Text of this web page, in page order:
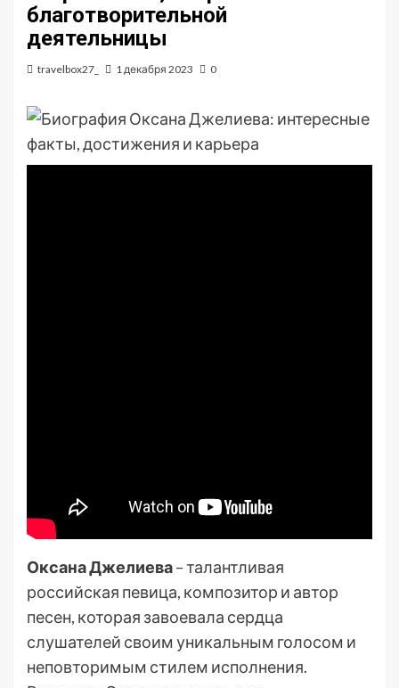
благотворительной
деятельницы
travelbox27_ 1 декабря 2023 0
Оксана Джелиева– талантливая
российская певица, композитор и автор
песен, которая завоевала сердца
слушателей своим уникальным голосом и
неповторимым стилем исполнения.